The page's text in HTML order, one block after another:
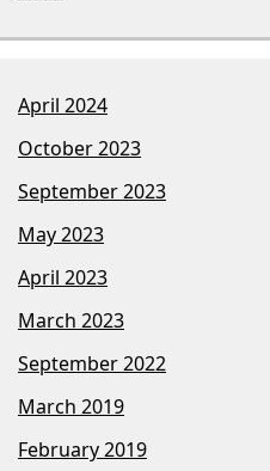
April 2024
October 2023
September 2023
May 2023
April 2023
March 2023
September 2022
March 2019
February 2019